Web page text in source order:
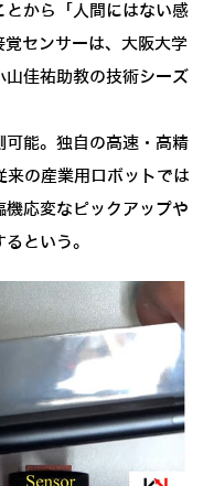
とから「人間にはない感
センサーは、大阪大学
佳祐助教の技術シーズ
能。独自の高速・高精
の産業用ロボットでは
応変なピックアップや
という。